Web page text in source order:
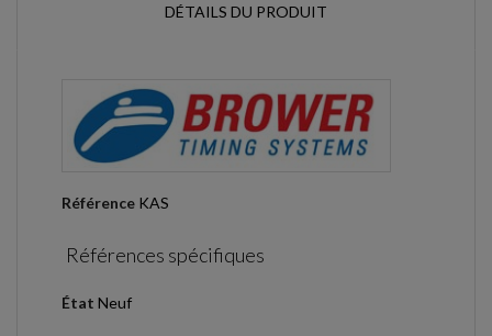
DÉTAILS DU PRODUIT
Référence KAS
Références spécifiques
État Neuf